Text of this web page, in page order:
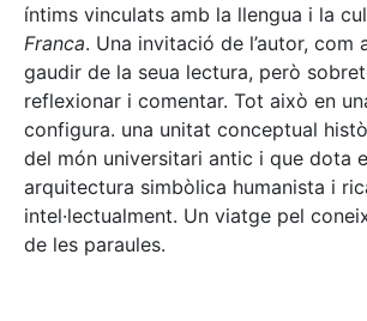
íntims vinculats amb la llengua i la
Franca. Una invitació de l’autor, com
gaudir de la seua lectura, però
reflexionar i comentar. Tot això en
configura. una unitat conceptual
del món universitari antic i que dota
arquitectura simbòlica humanista i
intel·lectualment. Un viatge pel
de les paraules.